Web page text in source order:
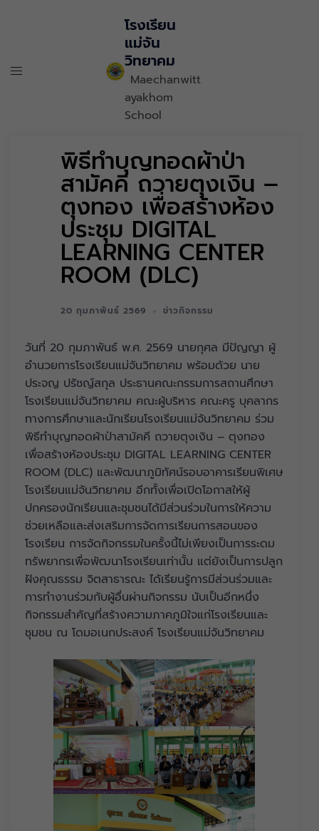
โรงเรียน
แม่จัน
วิทยาคม
Maechanwitt
ayakhom
School
พิธีทำบุญทอดผ้าป่า
สามัคคี ถวายตุงเงิน –
ตุงทอง เพื่อสร้างห้อง
ประชุม DIGITAL
LEARNING CENTER
ROOM (DLC)
20 กุมภาพันธ์ 2569 ข่าวกิจกรรม
วันที่ 20 กุมภาพันธ์ พ.ศ. 2569 นายกุศล มีปัญญา ผู้
อำนวยการโรงเรียนแม่จันวิทยาคม พร้อมด้วย นาย
ประจญ ปรัชญ์สกุล ประธานคณะกรรมการสถานศึกษา
โรงเรียนแม่จันวิทยาคม คณะผู้บริหาร คณะครู บุคลากร
ทางการศึกษาและนักเรียนโรงเรียนแม่จันวิทยาคม ร่วม
พิธีทำบุญทอดผ้าป่าสามัคคี ถวายตุงเงิน – ตุงทอง
เพื่อสร้างห้องประชุม DIGITAL LEARNING CENTER
ROOM (DLC) และพัฒนาภูมิทัศน์รอบอาคารเรียนพิเศษ
โรงเรียนแม่จันวิทยาคม อีกทั้งเพื่อเปิดโอกาสให้ผู้
ปกครองนักเรียนและชุมชนได้มีส่วนร่วมในการให้ความ
ช่วยเหลือและส่งเสริมการจัดการเรียนการสอนของ
โรงเรียน การจัดกิจกรรมในครั้งนี้ไม่เพียงเป็นการระดม
ทรัพยากรเพื่อพัฒนาโรงเรียนเท่านั้น แต่ยังเป็นการปลูก
ฝังคุณธรรม จิตสาธารณะ ได้เรียนรู้การมีส่วนร่วมและ
การทำงานร่วมกับผู้อื่นผ่านกิจกรรม นับเป็นอีกหนึ่ง
กิจกรรมสำคัญที่สร้างความภาคภูมิใจแก่โรงเรียนและ
ชุมชน ณ โดมอเนกประสงค์ โรงเรียนแม่จันวิทยาคม